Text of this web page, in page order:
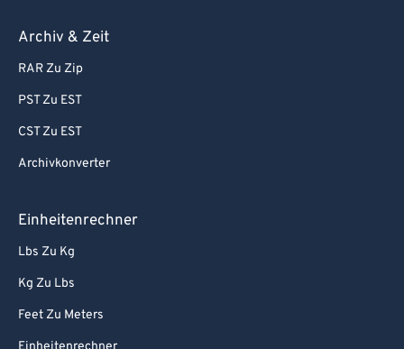
Archiv & Zeit
RAR Zu Zip
PST Zu EST
CST Zu EST
Archivkonverter
Einheitenrechner
Lbs Zu Kg
Kg Zu Lbs
Feet Zu Meters